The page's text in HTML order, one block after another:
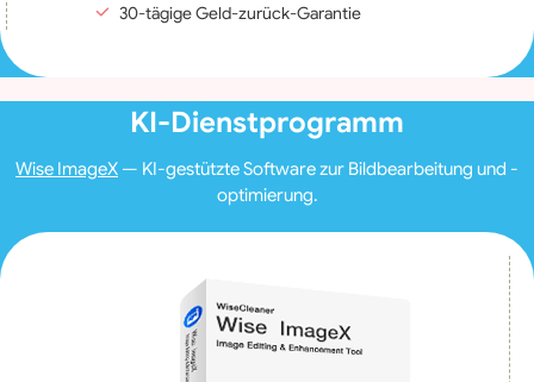
30-tägige Geld-zurück-Garantie
KI-Dienstprogramm
Wise ImageX — KI-gestützte Software zur Bildbearbeitung und -
optimierung.